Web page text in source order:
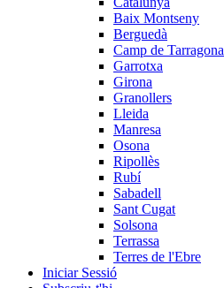
Baix Montseny
Berguedà
Camp de Tarragona
Garrotxa
Girona
Granollers
Lleida
Manresa
Osona
Ripollès
Rubí
Sabadell
Sant Cugat
Solsona
Terrassa
Terres de l'Ebre
Iniciar Sessió